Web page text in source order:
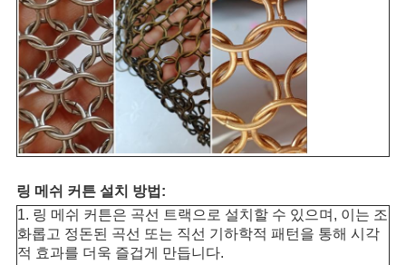
링 메쉬 커튼 설치 방법:
1. 링 메쉬 커튼은 곡선 트랙으로 설치할 수 있으며, 이는 조
화롭고 정돈된 곡선 또는 직선 기하학적 패턴을 통해 시각
적 효과를 더욱 즐겁게 만듭니다.